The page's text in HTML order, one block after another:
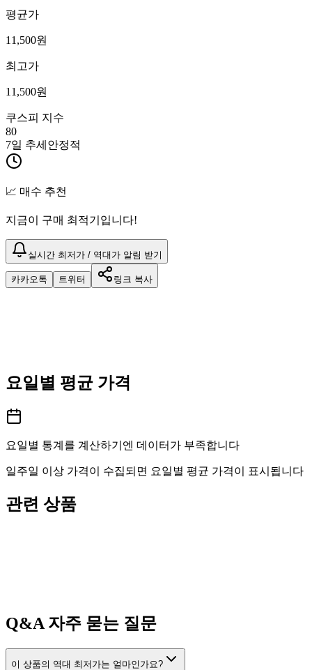
평균가
11,500원
최고가
11,500원
쿠스피 지수
80
7일 추세 안정적
📈 매수 추천
지금이 구매 최적기입니다!
실시간 최저가 / 역대가 알림 받기
카카오톡 트위터 링크 복사
요일별 평균 가격
요일별 통계를 계산하기엔 데이터가 부족합니다
일주일 이상 가격이 수집되면 요일별 평균 가격이 표시됩니다
관련 상품
Q&A자주 묻는 질문
이 상품의 역대 최저가는 얼마인가요?